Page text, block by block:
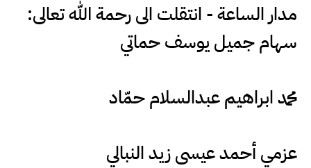
مدار الساعة - انتقلت الى رحمة الله تعالى:
سهام جميل يوسف حماتي
محمد ابراهيم عبدالسلام حمّاد
عزمي أحمد عيسى زيد النبالي